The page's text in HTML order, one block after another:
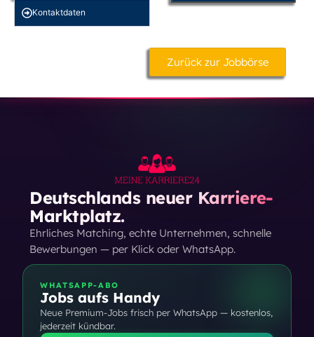
Kontakt­daten
Zurück zur Jobbörse
Deutschlands neuer Karriere-
Marktplatz.
Ehrliches Matching, echte Unternehmen, schnelle
Bewerbungen — per Klick oder WhatsApp.
WHATSAPP-ABO
Jobs aufs Handy
Neue Premium-Jobs frisch per WhatsApp — kostenlos,
jederzeit kündbar.